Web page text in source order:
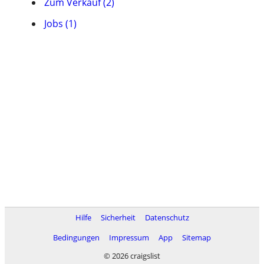
Jobs (1)
Hilfe Sicherheit
Datenschutz
Bedingungen
Impressum App
Sitemap
© 2026 craigslist